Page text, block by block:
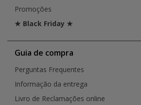
Promoções
★ Black Friday ★
Guia de compra
Perguntas Frequentes
Informação da entrega
Livro de Reclamações online